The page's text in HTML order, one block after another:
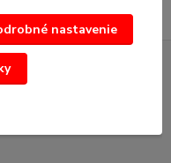
VÝROBCOV
nastavenie